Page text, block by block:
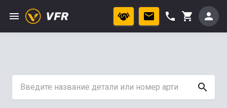
menu phone shopping_cart person
search